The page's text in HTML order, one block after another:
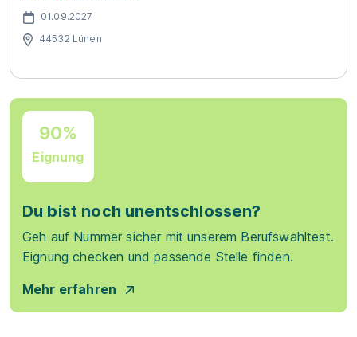
01.09.2027
44532 Lünen
90%
Eignung
Du bist noch unentschlossen?
Geh auf Nummer sicher mit unserem Berufswahltest.
Eignung checken und passende Stelle finden.
Mehr erfahren